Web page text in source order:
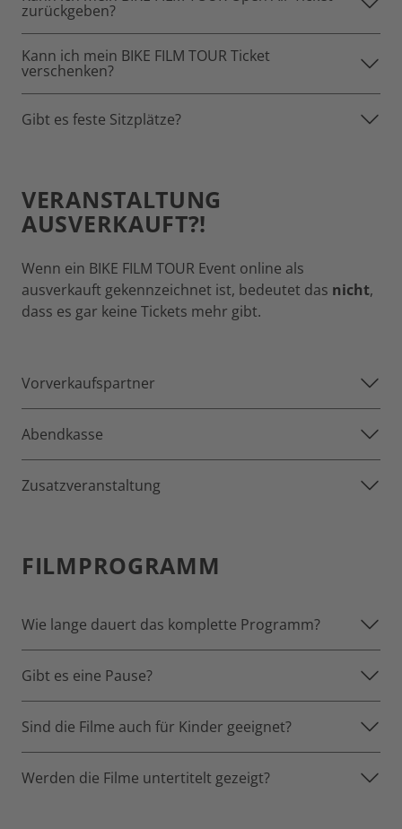
zurückgeben?
Kann ich mein BIKE FILM TOUR Ticket
verschenken?
Gibt es feste Sitzplätze?
VERANSTALTUNG
AUSVERKAUFT?!
Wenn ein BIKE FILM TOUR Event online als
ausverkauft gekennzeichnet ist, bedeutet das nicht,
dass es gar keine Tickets mehr gibt.
Vorverkaufspartner
Abendkasse
Zusatzveranstaltung
FILMPROGRAMM
Wie lange dauert das komplette Programm?
Gibt es eine Pause?
Sind die Filme auch für Kinder geeignet?
Werden die Filme untertitelt gezeigt?